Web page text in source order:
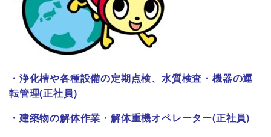
・ 浄化槽や各種設備の定期点検、水質検査・機器の運
転管理(正社員)
・ 建築物の解体作業・解体重機オペレーター(正社員)